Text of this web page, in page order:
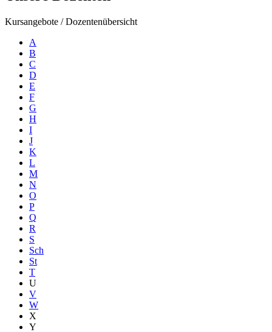
Kursangebote /Dozentenübersicht
A
B
C
D
E
F
G
H
I
J
K
L
M
N
O
P
Q
R
S
Sch
St
T
U
V
W
X
Y